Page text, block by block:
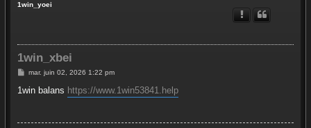
1win_yoei
1win_xbei
M
s
e
mar. juin 02, 2026 1:22 pm
1win balans https://www.1win53841.help